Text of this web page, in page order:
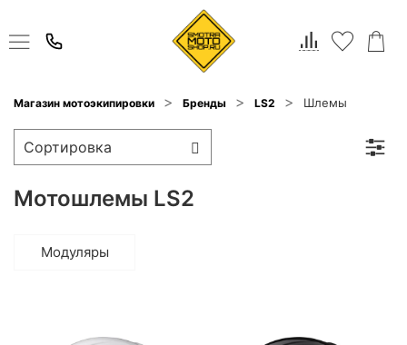
Магазин мотоэкипировки Бренды LS2 Шлемы
Мотошлемы LS2
Модуляры